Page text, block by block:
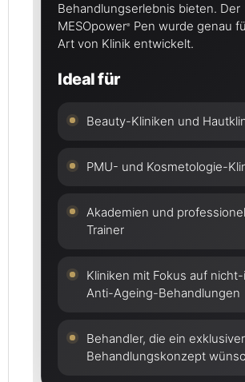
Behandlungserlebnis bieten. Der
MESOpower®
Pen wurde genau
Art von Klinik entwickelt.
Ideal für
Beauty-Kliniken und
PMU- und Kosmetologie-
Akademien und
Trainer
Kliniken mit Fokus auf
Anti-Ageing-Behandlungen
Behandler, die ein
Behandlungskonzept